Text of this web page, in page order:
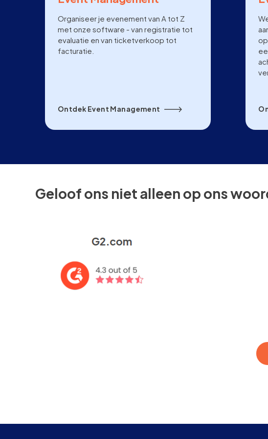
Organiseer je evenement van A tot Z
met onze software - van registratie tot
evaluatie en van ticketverkoop tot
facturatie.
Ontdek Event Management
Geloof ons niet alleen op ons